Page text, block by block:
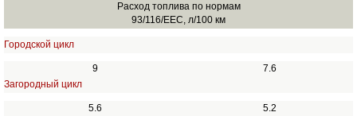
Расход топлива по нормам
93/116/EEC, л/100 км
Городской цикл
9
7.6
Загородный цикл
5.6
5.2